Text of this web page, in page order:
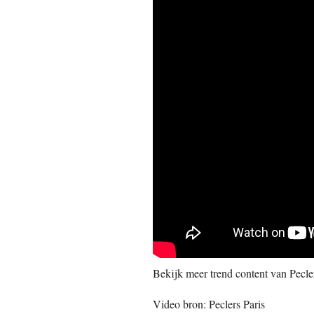
Bekijk meer trend content van
Video bron: Peclers Paris